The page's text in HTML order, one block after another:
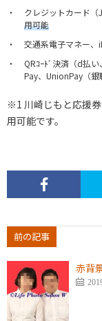
クレジットカード（
用可能
交通系電子マネー、
QRｺｰﾄﾞ決済（d払
Pay、UnionPay（銀
※1 川崎じもと応援
用可能です。
前の記事
赤背